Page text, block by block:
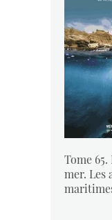
Tome
mer. Les